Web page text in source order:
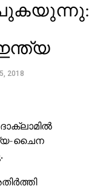
പുകയുന്നു:
ഇന്ത്യ
2018
ചൈന